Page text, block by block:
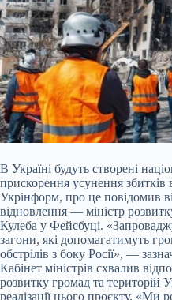
В Україні будуть створені
прискорення усунення збитків
Укрінформ, про це повідомив
відновлення — міністр
Кулеба у Фейсбуці.
загони, які допомагатимуть
обстрілів з боку Росії», —
Кабінет міністрів схвалив
розвитку громад та територій
реалізації цього проєкту.